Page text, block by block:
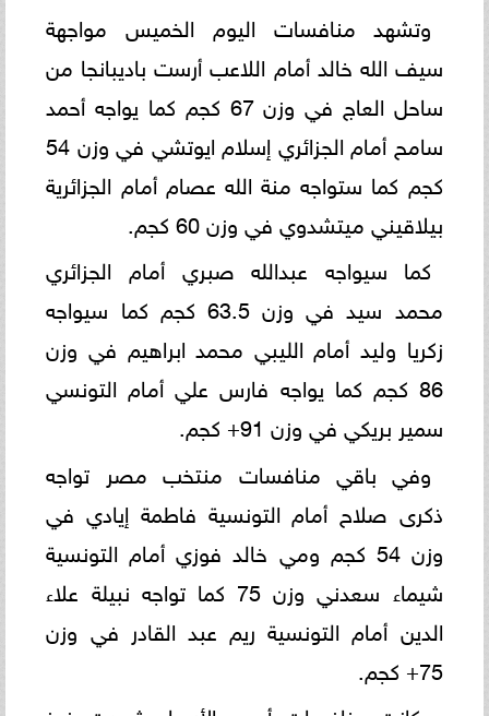
وتشهد منافسات اليوم الخميس مواجهة
سيف الله خالد أمام اللاعب أرست باديبانجا من
ساحل العاج في وزن 67 كجم كما يواجه أحمد
سامح أمام الجزائري إسلام ايوتشي في وزن 54
كجم كما ستواجه منة الله عصام أمام الجزائرية
بيلاقيني ميتشدوي في وزن 60 كجم.
كما سيواجه عبدالله صبري أمام الجزائري
محمد سيد في وزن 63.5 كجم كما سيواجه
زكريا وليد أمام الليبي محمد ابراهيم في وزن
86 كجم كما يواجه فارس علي أمام التونسي
سمير بريكي في وزن 91+ كجم.
وفي باقي منافسات منتخب مصر تواجه
ذكرى صلاح أمام التونسية فاطمة إيادي في
وزن 54 كجم ومي خالد فوزي أمام التونسية
شيماء سعدني وزن 75 كما تواجه نبيلة علاء
الدين أمام التونسية ريم عبد القادر في وزن
75+ كجم.